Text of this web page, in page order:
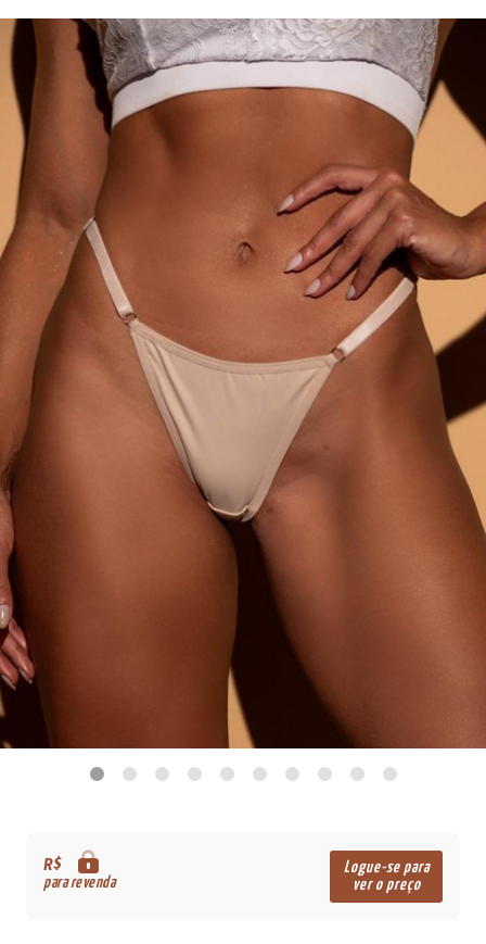
R$
para revenda
Logue-se para
ver o preço